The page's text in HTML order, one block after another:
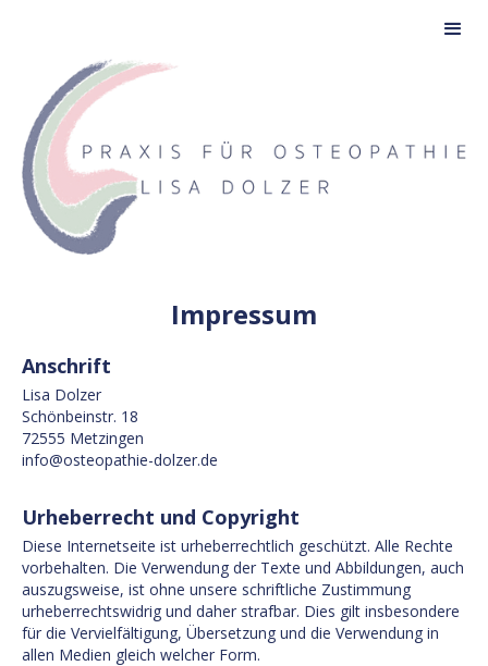
Impressum
Anschrift
Lisa Dolzer
Schönbeinstr. 18
72555 Metzingen
info@osteopathie-dolzer.de
Urheberrecht und Copyright
Diese Internetseite ist urheberrechtlich geschützt. Alle Rechte
vorbehalten. Die Verwendung der Texte und Abbildungen, auch
auszugsweise, ist ohne unsere schriftliche Zustimmung
urheberrechtswidrig und daher strafbar. Dies gilt insbesondere
für die Vervielfältigung, Übersetzung und die Verwendung in
allen Medien gleich welcher Form.